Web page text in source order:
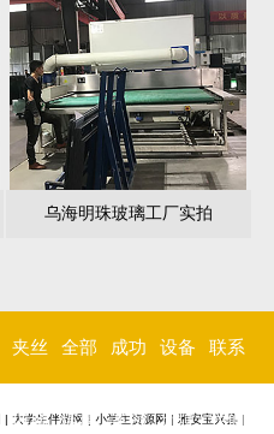
乌海明珠玻璃工厂实拍
夹丝
玻璃
全部
玻璃
成功
案例
设备
环境
联系
我们
大学生伴游网 | 小学生资源网 | 雅安宝兴县